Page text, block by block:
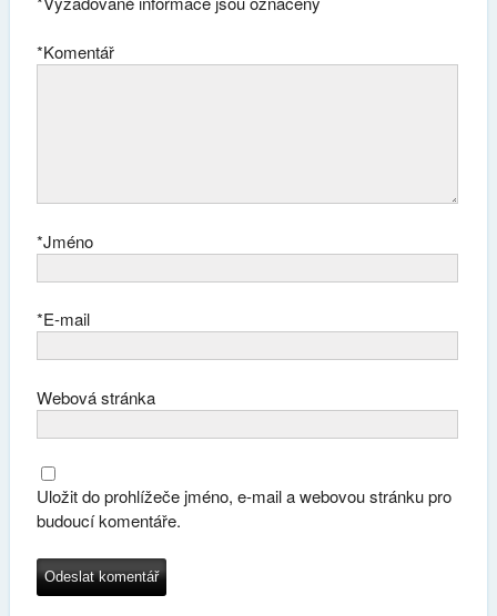
Komentář
*
Jméno
*
E-mail
*
Webová stránka
Uložit do prohlížeče jméno, e-mail a webovou stránku pro
budoucí komentáře.